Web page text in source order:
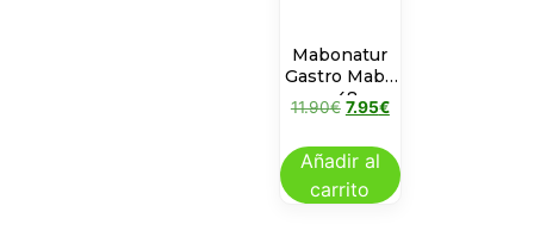
Mabonatur
Gastro Mabo
– 48
COMPRIMIDOS
11.90€ 7.95€
Añadir al
carrito